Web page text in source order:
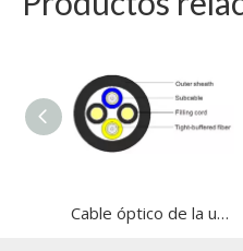
Cable óptico de la unidad de dibujo de radiofrecuencia inalámbrica